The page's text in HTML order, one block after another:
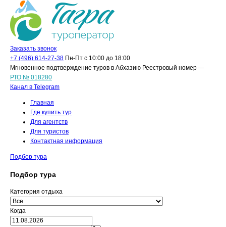
Заказать звонок
+7 (496) 614-27-38 Пн-Пт с 10:00 до 18:00
Мгновенное подтверждение туров в Абхазию Реестровый номер —
РТО № 018280
Канал в Telegram
Главная
Где купить тур
Для агентств
Для туристов
Контактная информация
Подбор тура
Подбор тура
Категория отдыха
Когда